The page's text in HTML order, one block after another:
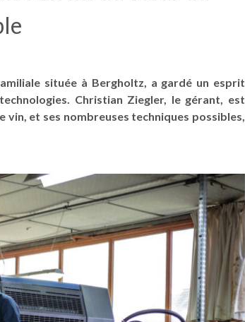
située à Bergholtz, a gardé un esprit
Christian Ziegler, le gérant, est
vin, et ses nombreuses techniques possibles,